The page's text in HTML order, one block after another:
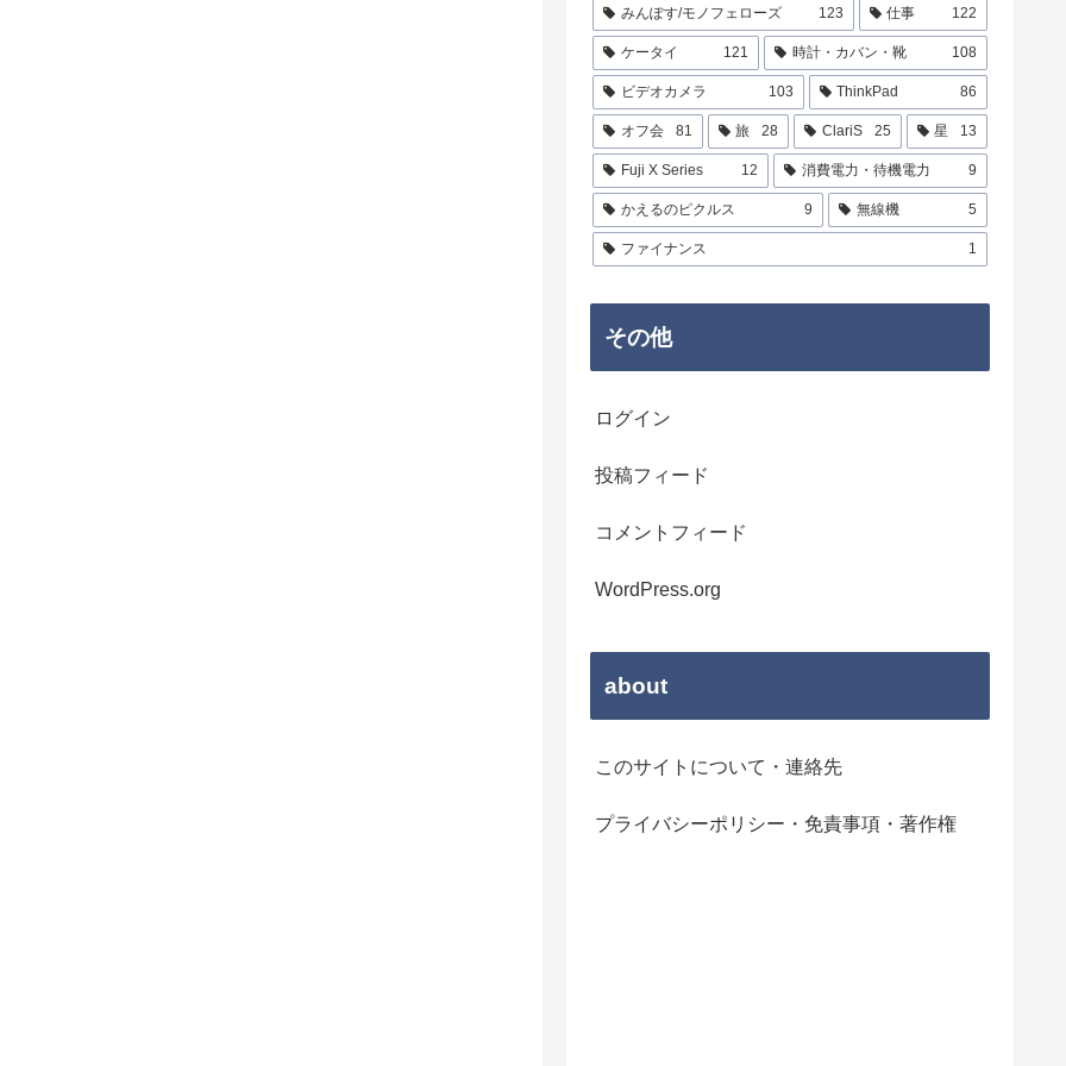
みんぽす/モノフェローズ 123 仕事 122
ケータイ 121 時計・カバン・靴 108
ビデオカメラ 103 ThinkPad 86
オフ会 81 旅 28 ClariS 25 星 13
Fuji X Series 12 消費電力・待機電力 9
かえるのピクルス 9 無線機 5
ファイナンス 1
その他
ログイン
投稿フィード
コメントフィード
WordPress.org
about
このサイトについて・連絡先
プライバシーポリシー・免責事項・著作権